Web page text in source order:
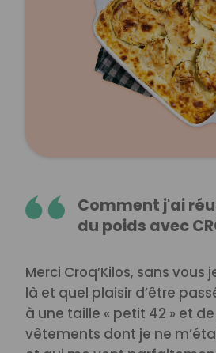
Comment j'ai
du poids avec
Merci Croq’Kilos, sans vous
là et quel plaisir d’être
à une taille « petit 42 » et
vêtements dont je ne